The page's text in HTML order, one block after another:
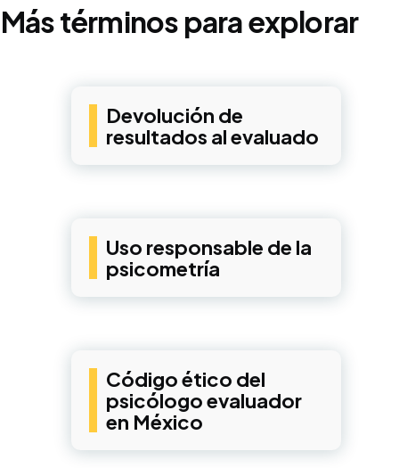
Más términos para explorar
Devolución de
resultados al evaluado
Uso responsable de la
psicometría
Código ético del
psicólogo evaluador
en México